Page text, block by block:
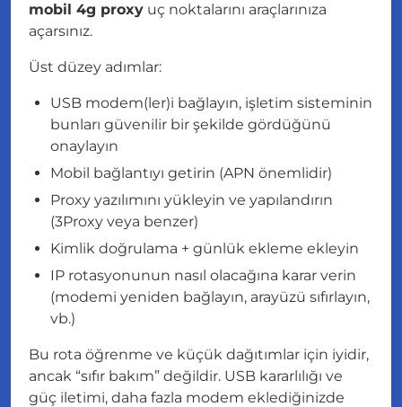
mobil 4g proxy uç noktalarını araçlarınıza
açarsınız.
Üst düzey adımlar:
USB modem(ler)i bağlayın, işletim sisteminin
bunları güvenilir bir şekilde gördüğünü
onaylayın
Mobil bağlantıyı getirin (APN önemlidir)
Proxy yazılımını yükleyin ve yapılandırın
(3Proxy veya benzer)
Kimlik doğrulama + günlük ekleme ekleyin
IP rotasyonunun nasıl olacağına karar verin
(modemi yeniden bağlayın, arayüzü sıfırlayın,
vb.)
Bu rota öğrenme ve küçük dağıtımlar için iyidir,
ancak “sıfır bakım” değildir. USB kararlılığı ve
güç iletimi, daha fazla modem eklediğinizde